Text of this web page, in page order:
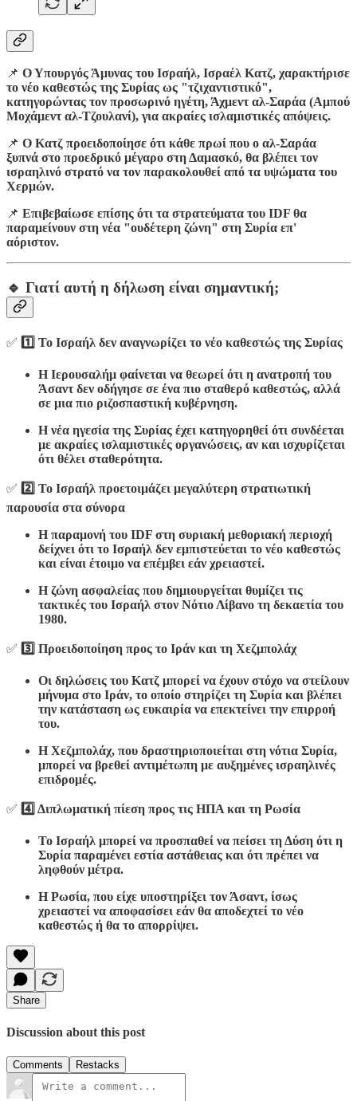
📌 Ο Υπουργός Άμυνας του Ισραήλ, Ισραέλ Κατζ, χαρακτήρισε
το νέο καθεστώς της Συρίας ως "τζιχαντιστικό",
κατηγορώντας τον προσωρινό ηγέτη, Άχμεντ αλ-Σαράα (Αμπού
Μοχάμεντ αλ-Τζουλανί), για ακραίες ισλαμιστικές απόψεις.
📌 Ο Κατζ προειδοποίησε ότι κάθε πρωί που ο αλ-Σαράα
ξυπνά στο προεδρικό μέγαρο στη Δαμασκό, θα βλέπει τον
ισραηλινό στρατό να τον παρακολουθεί από τα υψώματα του
Χερμών.
📌 Επιβεβαίωσε επίσης ότι τα στρατεύματα του IDF θα
παραμείνουν στη νέα "ουδέτερη ζώνη" στη Συρία επ'
αόριστον.
🔹 Γιατί αυτή η δήλωση είναι σημαντική;
✅ 1️⃣ Το Ισραήλ δεν αναγνωρίζει το νέο καθεστώς της Συρίας
Η Ιερουσαλήμ φαίνεται να θεωρεί ότι η ανατροπή του
Άσαντ δεν οδήγησε σε ένα πιο σταθερό καθεστώς, αλλά
σε μια πιο ριζοσπαστική κυβέρνηση.
Η νέα ηγεσία της Συρίας έχει κατηγορηθεί ότι συνδέεται
με ακραίες ισλαμιστικές οργανώσεις, αν και ισχυρίζεται
ότι θέλει σταθερότητα.
✅ 2️⃣ Το Ισραήλ προετοιμάζει μεγαλύτερη στρατιωτική
παρουσία στα σύνορα
Η παραμονή του IDF στη συριακή μεθοριακή περιοχή
δείχνει ότι το Ισραήλ δεν εμπιστεύεται το νέο καθεστώς
και είναι έτοιμο να επέμβει εάν χρειαστεί.
Η ζώνη ασφαλείας που δημιουργείται θυμίζει τις
τακτικές του Ισραήλ στον Νότιο Λίβανο τη δεκαετία του
1980.
✅ 3️⃣ Προειδοποίηση προς το Ιράν και τη Χεζμπολάχ
Οι δηλώσεις του Κατζ μπορεί να έχουν στόχο να στείλουν
μήνυμα στο Ιράν, το οποίο στηρίζει τη Συρία και βλέπει
την κατάσταση ως ευκαιρία να επεκτείνει την επιρροή
του.
Η Χεζμπολάχ, που δραστηριοποιείται στη νότια Συρία,
μπορεί να βρεθεί αντιμέτωπη με αυξημένες ισραηλινές
επιδρομές.
✅ 4️⃣ Διπλωματική πίεση προς τις ΗΠΑ και τη Ρωσία
Το Ισραήλ μπορεί να προσπαθεί να πείσει τη Δύση ότι η
Συρία παραμένει εστία αστάθειας και ότι πρέπει να
ληφθούν μέτρα.
Η Ρωσία, που είχε υποστηρίξει τον Άσαντ, ίσως
χρειαστεί να αποφασίσει εάν θα αποδεχτεί το νέο
καθεστώς ή θα το απορρίψει.
Share
Discussion about this post
Comments Restacks